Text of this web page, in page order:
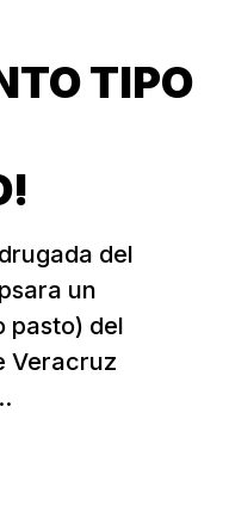
TIPO
del
un
pasto) del
Veracruz